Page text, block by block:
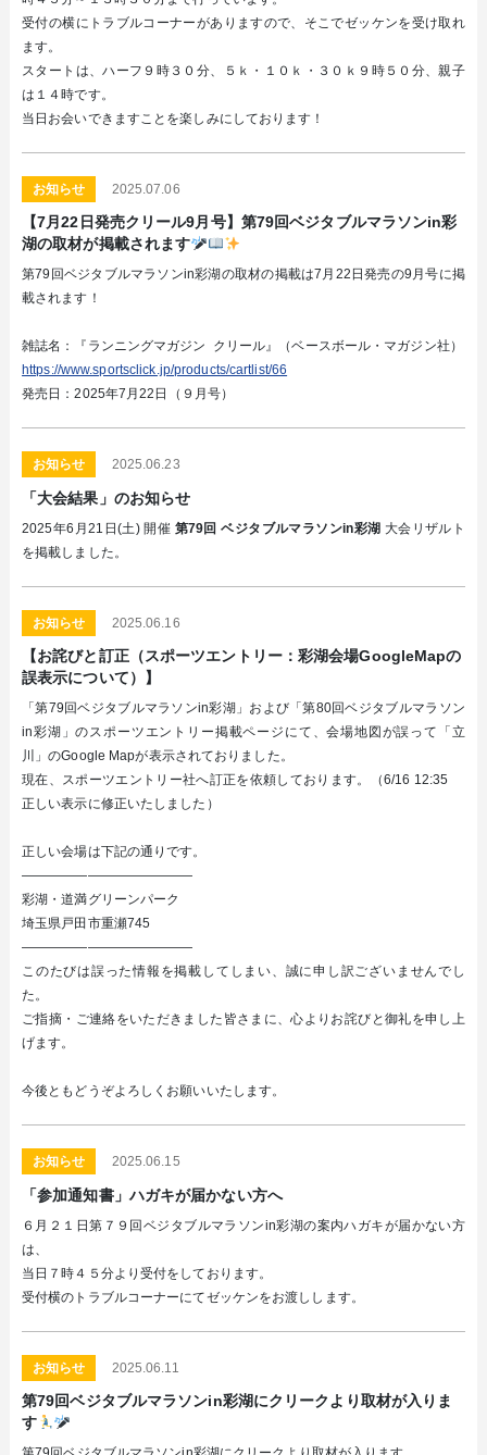
受付の横にトラブルコーナーがありますので、そこでゼッケンを受け取れ
ます。
スタートは、ハーフ９時３０分、５ｋ・１０ｋ・３０ｋ９時５０分、親子
は１４時です。
当日お会いできますことを楽しみにしております！
お知らせ 2025.07.06
【7月22日発売クリール9月号】第79回ベジタブルマラソンin彩
湖の取材が掲載されます
第79回ベジタブルマラソンin彩湖の取材の掲載は7月22日発売の9月号に掲
載されます！
雑誌名：『ランニングマガジン クリール』（ベースボール・マガジン社）
https://www.sportsclick.jp/products/cartlist/66
発売日：2025年7月22日（９月号）
お知らせ 2025.06.23
「大会結果」のお知らせ
2025年6月21日(土) 開催 第79回 ベジタブルマラソンin彩湖 大会リザルト
を掲載しました。
お知らせ 2025.06.16
【お詫びと訂正（スポーツエントリー：彩湖会場GoogleMapの
誤表示について）】
「第79回ベジタブルマラソンin彩湖」および「第80回ベジタブルマラソン
in彩湖」のスポーツエントリー掲載ページにて、会場地図が誤って「立
川」のGoogle Mapが表示されておりました。
現在、スポーツエントリー社へ訂正を依頼しております。（6/16 12:35
正しい表示に修正いたしました）
正しい会場は下記の通りです。
—————————————
彩湖・道満グリーンパーク
埼玉県戸田市重瀬745
—————————————
このたびは誤った情報を掲載してしまい、誠に申し訳ございませんでし
た。
ご指摘・ご連絡をいただきました皆さまに、心よりお詫びと御礼を申し上
げます。
今後ともどうぞよろしくお願いいたします。
お知らせ 2025.06.15
「参加通知書」ハガキが届かない方へ
６月２１日第７９回ベジタブルマラソンin彩湖の案内ハガキが届かない方
は、
当日７時４５分より受付をしております。
受付横のトラブルコーナーにてゼッケンをお渡しします。
お知らせ 2025.06.11
第79回ベジタブルマラソンin彩湖にクリークより取材が入りま
す